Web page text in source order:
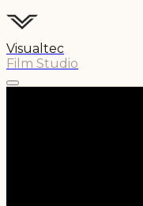
Visualtec
Film Studio